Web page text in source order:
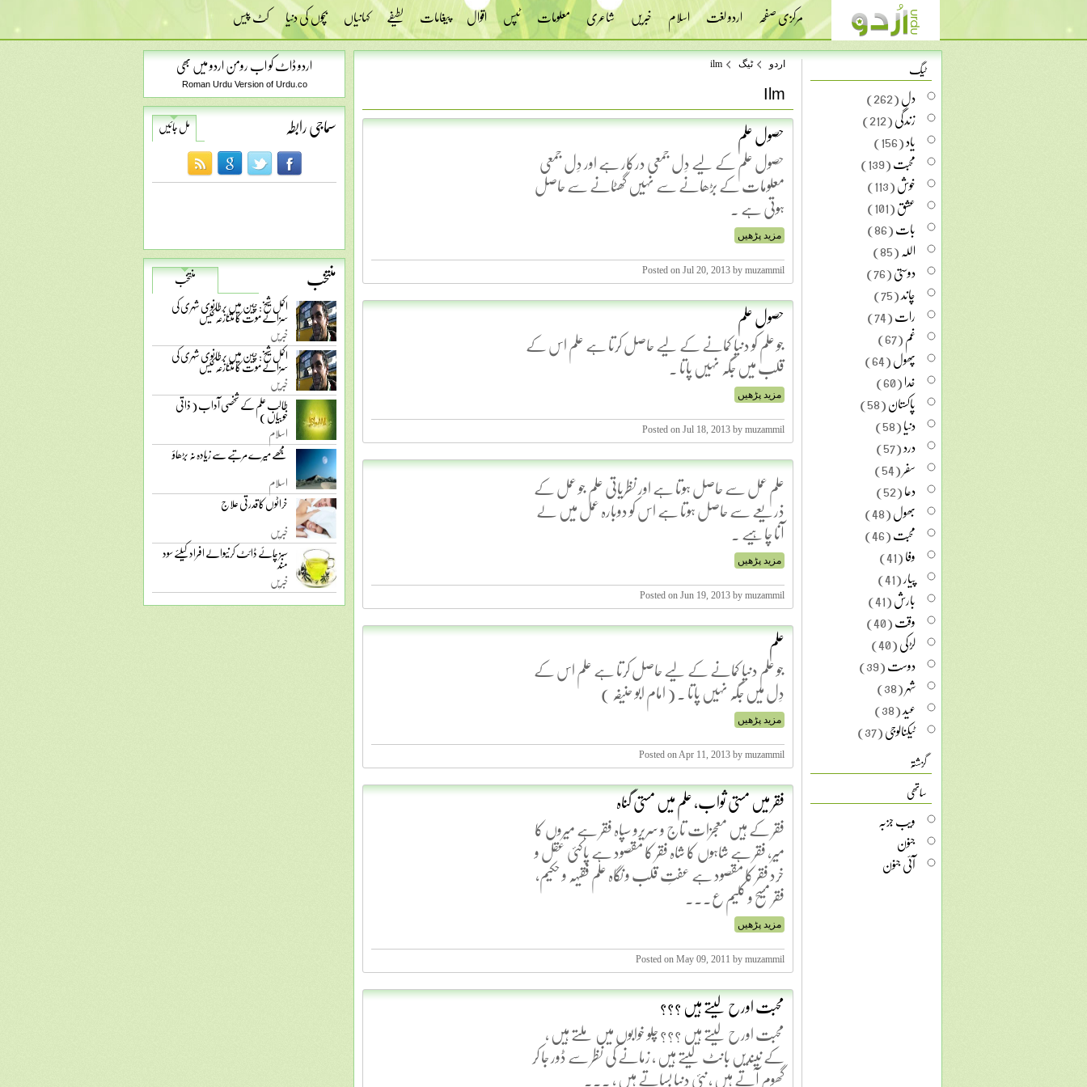
مرکزی صفحہ اردو لغت اسلام خبریں شاعری معلومات ٹپس اقوال پیغامات لطیفے کہانیاں بچوں کی دنیا کٹ پیس
اردو ڈاٹ کو اب رومن اردو میں بھی
Roman Urdu Version of Urdu.co
سماجی رابطہ مل جائیں
منتخب
منتخب
اکمل شیخ: چین میں برطانوی شہری کی
سزائے موت کا متنازعہ کیس
خبریں
اکمل شیخ: چین میں برطانوی شہری کی
سزائے موت کا متنازعہ کیس
خبریں
طالب علم کے شخصی آداب ( ذاتی
خوبیاں )
اسلام
مجھے میرے مرتبے سے زیادہ نہ بڑھاؤ
اسلام
خراٹوں کا قدرتی علاج
خبریں
سبز چائے ڈائٹ کرنیوالے افراد کیلئے سود
مند
خبریں
اردو ٹیگ ilm
Ilm
حصول علم
حصول علم کے لیے دِل جمعی درکار ہے اور دِل جمعی
معلومات کے بڑھانے سے نہیں گھٹانے سے حاصل
ہوتی ہے .
مزید پڑھیں
Posted on Jul 20, 2013 by muzammil
حصول علم
جو علم کو دنیا کمانے کے لیے حاصل کرتا ہے علم اس کے
قلب میں جگہ نہیں پاتا .
مزید پڑھیں
Posted on Jul 18, 2013 by muzammil
علم عمل سے حاصل ہوتا ہے اور نظریاتی علم جو عمل کے
ذریعے سے حاصل ہوتا ہے اس کو دوبارہ عمل میں لے
آنا چاہیے .
مزید پڑھیں
Posted on Jun 19, 2013 by muzammil
علم
جو علم دنیا کمانے کے لیے حاصل کرتا ہے علم اس کے
دِل میں جگہ نہیں پاتا . ( امام ابو حنیفہ )
مزید پڑھیں
Posted on Apr 11, 2013 by muzammil
فقر میں مستی ثواب، علم میں مستی گناہ
فقر کے ہیں معجزات تاج و سریرو سپاہ فقر ہے میروں کا
میر، فقر ہے شاہوں کا شاہ فقر کا مقصود ہے پاکئی عقل و
خرد فقر کا مقصود ہے عفتِ قلب و نگاہ علم فقیہہ و حکیم،
فقر مسیح و کلیم ع...
مزید پڑھیں
Posted on May 09, 2011 by muzammil
محبت اورح لیتے ہیں ???
محبت اورح لیتے ہیں ??? چلو خوابوں میں ملتے ہیں ،
کے نیندیں بانٹ لیتے ہیں ، زمانے کی نظر سے ڈور جا کر
گھوم آتے ہیں ، نئی دنیا بساتے ہیں ، ...
ٹیگ
دل(262)
زندگی(212)
یاد(156)
محبت(139)
خوش(113)
عشق(101)
بات(86)
اللہ(85)
دوستی(76)
چاند(75)
رات(74)
غم(67)
پھول(64)
خدا(60)
پاکستان(58)
دنیا(58)
درد(57)
سفر(54)
دعا(52)
بھول(48)
محبت(46)
وفا(41)
پیار(41)
بارش(41)
وقت(40)
لڑکی(40)
دوست(39)
شہر(38)
عید(38)
ٹیکنالوجی(37)
گزشتہ
ساتھی
ویب جزبہ
جنون
آئی جنون